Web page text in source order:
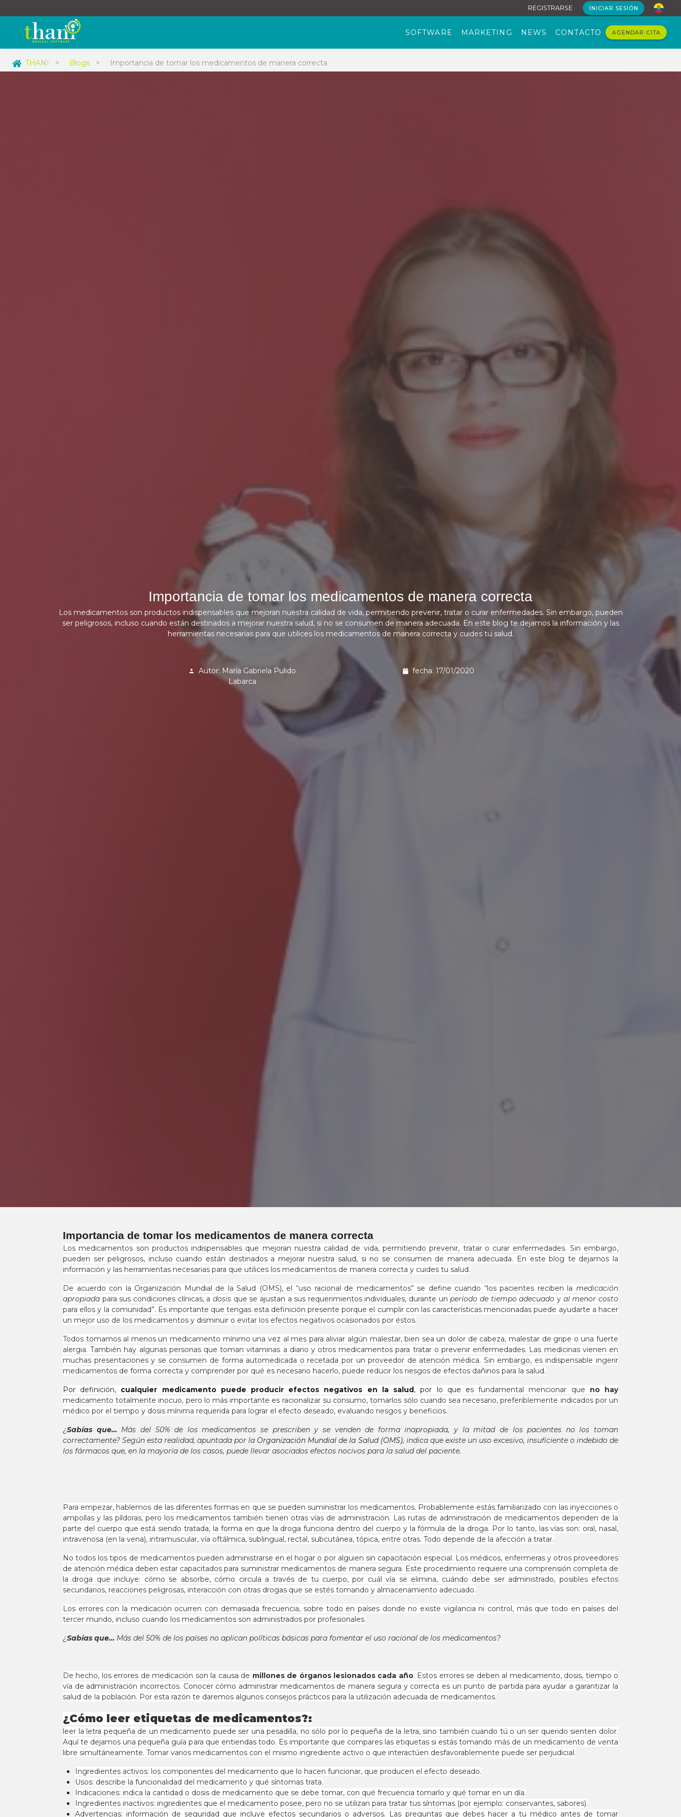
REGISTRARSE INICIAR SESIÓN
SOFTWARE MARKETING NEWS CONTACTO AGENDAR CITA
THANI > Blogs > Importancia de tomar los medicamentos de manera correcta
Importancia de tomar los medicamentos de manera correcta
Los medicamentos son productos indispensables que mejoran nuestra calidad de vida, permitiendo prevenir, tratar o curar enfermedades. Sin embargo, pueden
ser peligrosos, incluso cuando están destinados a mejorar nuestra salud, si no se consumen de manera adecuada. En este blog te dejamos la información y las
herramientas necesarias para que utilices los medicamentos de manera correcta y cuides tu salud.
Autor: María Gabriela Pulido
Labarca
fecha: 17/01/2020
Importancia de tomar los medicamentos de manera correcta
Los medicamentos son productos indispensables que mejoran nuestra calidad de vida, permitiendo prevenir, tratar o curar enfermedades. Sin embargo,
pueden ser peligrosos, incluso cuando están destinados a mejorar nuestra salud, si no se consumen de manera adecuada. En este blog te dejamos la
información y las herramientas necesarias para que utilices los medicamentos de manera correcta y cuides tu salud.
De acuerdo con la Organización Mundial de la Salud (OMS), el “uso racional de medicamentos” se define cuando “los pacientes reciben la medicación
apropiada para sus condiciones clínicas, a dosis que se ajustan a sus requerimientos individuales, durante unperíodo de tiempo adecuado y al menor costo
para ellos y la comunidad”. Es importante que tengas esta definición presente porque el cumplir con las características mencionadas puede ayudarte a hacer
un mejor uso de los medicamentos y disminuir o evitar los efectos negativos ocasionados por éstos.
Todos tomamos al menos un medicamento mínimo una vez al mes para aliviar algún malestar, bien sea un dolor de cabeza, malestar de gripe o una fuerte
alergia. También hay algunas personas que toman vitaminas a diario y otros medicamentos para tratar o prevenir enfermedades. Las medicinas vienen en
muchas presentaciones y se consumen de forma automedicada o recetada por un proveedor de atención médica. Sin embargo, es indispensable ingerir
medicamentos de forma correcta y comprender por qué es necesario hacerlo, puede reducir los riesgos de efectos dañinos para la salud.
Por definición, cualquier medicamento puede producir efectos negativos en la salud, por lo que es fundamental mencionar que no hay
medicamento totalmente inocuo, pero lo más importante es racionalizar su consumo, tomarlos sólo cuando sea necesario, preferiblemente indicados por un
médico por el tiempo y dosis mínima requerida para lograr el efecto deseado, evaluando riesgos y beneficios.
¿Sabías que…Más del 50% de los medicamentos se prescriben y se venden de forma inapropiada, y la mitad de los pacientes no los toman
correctamente? Según esta realidad, apuntada por la Organización Mundial de la Salud (OMS), indica que existe un uso excesivo, insuficiente o indebido de
los fármacos que, en la mayoría de los casos, puede llevar asociados efectos nocivos para la salud del paciente.
Para empezar, hablemos de las diferentes formas en que se pueden suministrar los medicamentos. Probablemente estás familiarizado con las inyecciones o
ampollas y las píldoras, pero los medicamentos también tienen otras vías de administración. Las rutas de administración de medicamentos dependen de la
parte del cuerpo que está siendo tratada, la forma en que la droga funciona dentro del cuerpo y la fórmula de la droga. Por lo tanto, las vías son: oral, nasal,
intravenosa (en la vena), intramuscular, vía oftálmica, sublingual, rectal, subcutánea, tópica, entre otras. Todo depende de la afección a tratar.
No todos los tipos de medicamentos pueden administrarse en el hogar o por alguien sin capacitación especial. Los médicos, enfermeras y otros proveedores
de atención médica deben estar capacitados para suministrar medicamentos de manera segura. Este procedimiento requiere una comprensión completa de
la droga que incluye: cómo se absorbe, cómo circula a través de tu cuerpo, por cuál vía se elimina, cuándo debe ser administrado, posibles efectos
secundarios, reacciones peligrosas, interacción con otras drogas que se estés tomando y almacenamiento adecuado.
Los errores con la medicación ocurren con demasiada frecuencia, sobre todo en países donde no existe vigilancia ni control, más que todo en países del
tercer mundo, incluso cuando los medicamentos son administrados por profesionales.
¿Sabías que… Más del 50% de los países no aplican políticas básicas para fomentar el uso racional de los medicamentos?
De hecho, los errores de medicación son la causa de millones de órganos lesionados cada año. Estos errores se deben al medicamento, dosis, tiempo o
vía de administración incorrectos. Conocer cómo administrar medicamentos de manera segura y correcta es un punto de partida para ayudar a garantizar la
salud de la población. Por esta razón te daremos algunos consejos prácticos para la utilización adecuada de medicamentos.
¿Cómo leer etiquetas de medicamentos?:
leer la letra pequeña de un medicamento puede ser una pesadilla, no sólo por lo pequeña de la letra, sino también cuando tú o un ser querido sienten dolor.
Aquí te dejamos una pequeña guía para que entiendas todo. Es importante que compares las etiquetas si estás tomando más de un medicamento de venta
libre simultáneamente. Tomar varios medicamentos con el mismo ingrediente activo o que interactúen desfavorablemente puede ser perjudicial.
Ingredientes activos: los componentes del medicamento que lo hacen funcionar, que producen el efecto deseado.
Usos: describe la funcionalidad del medicamento y qué síntomas trata.
Indicaciones: indica la cantidad o dosis de medicamento que se debe tomar, con qué frecuencia tomarlo y qué tomar en un día.
Ingredientes inactivos: ingredientes que el medicamento posee, pero no se utilizan para tratar tus síntomas (por ejemplo: conservantes, sabores).
Advertencias: información de seguridad que incluye efectos secundarios o adversos. Las preguntas que debes hacer a tu médico antes de tomar